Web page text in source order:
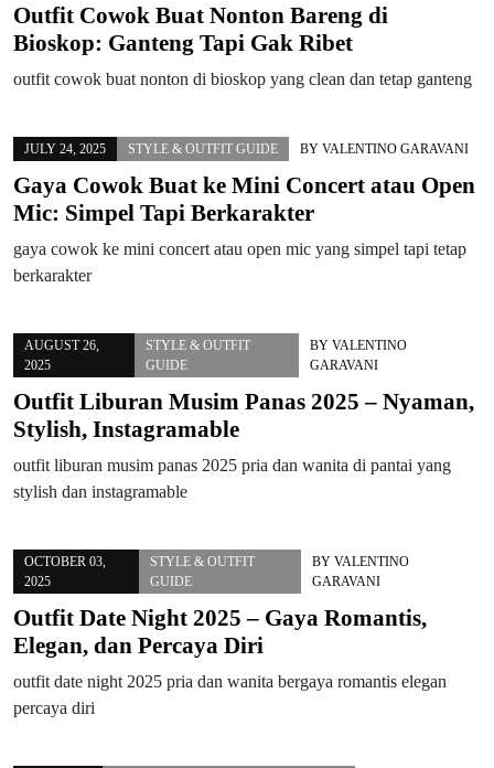
Outfit Cowok Buat Nonton Bareng di
Bioskop: Ganteng Tapi Gak Ribet
outfit cowok buat nonton di bioskop yang clean dan tetap ganteng
JULY 24, 2025 STYLE & OUTFIT GUIDE BY VALENTINO GARAVANI
Gaya Cowok Buat ke Mini Concert atau Open
Mic: Simpel Tapi Berkarakter
gaya cowok ke mini concert atau open mic yang simpel tapi tetap
berkarakter
AUGUST 26,
2025
STYLE & OUTFIT
GUIDE
BY VALENTINO
GARAVANI
Outfit Liburan Musim Panas 2025 – Nyaman,
Stylish, Instagramable
outfit liburan musim panas 2025 pria dan wanita di pantai yang
stylish dan instagramable
OCTOBER 03,
2025
STYLE & OUTFIT
GUIDE
BYVALENTINO
GARAVANI
Outfit Date Night 2025 – Gaya Romantis,
Elegan, dan Percaya Diri
outfit date night 2025 pria dan wanita bergaya romantis elegan
percaya diri